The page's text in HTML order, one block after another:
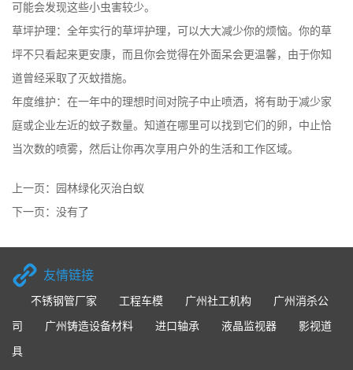
可能会发现这些小虫害较少。
草坪护理：全年实行的草坪护理，可以大大减少你的烦恼。你的草
坪不只看起来更安康，而且你会觉得在外面呆会更温馨，由于你知
道曾经采取了灭蚊措施。
年度维护：在一年中的理想时间对院子中止喷洒，将有助于减少家
庭或企业左近的蚊子数量。知道在哪里可以找到它们的卵，中止恰
当次数的喷雾，然后让你再次享用户外的生活和工作区域。
上一页：
园林绿化灭治白蚁
下一页：没有了
友情链接
不锈钢管厂家 工程车模 广州社工机构
广州消杀公
司
广州铸造设备材料 进口轴承 液晶监视器
影视道
具